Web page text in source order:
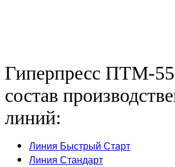
Гиперпресс ПТМ-55
состав
линий:
Линия Быстрый Старт
Линия Стандарт